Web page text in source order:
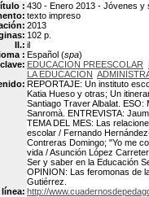
: 430 - Enero 2013 - Jóvenes y
texto impreso
2013
102 p.
Il.: il
: Español (spa)
EDUCACION PREESCOLAR
LA EDUCACION
REPORTAJE: Un instituto
Katia Hueso y otras; Un
Santiago Traver Albalat. ESO:
Sanromà. ENTREVISTA:
TEMA DEL MES: Las
escolar / Fernando
Contreras Domingo; "Yo me
vida / Asunción López
Ser y saber en la Educación
OPINION: Las feromonas de
Gutiérrez.
línea: http://